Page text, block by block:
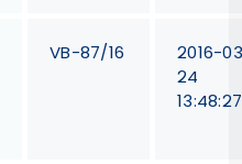
VB-87/16
2016-
24
13:48:27